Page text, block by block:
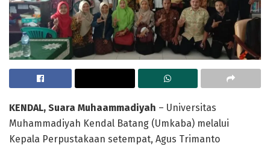
KENDAL, Suara Muhaammadiyah – Universitas
Muhammadiyah Kendal Batang (Umkaba) melalui
Kepala Perpustakaan setempat, Agus Trimanto